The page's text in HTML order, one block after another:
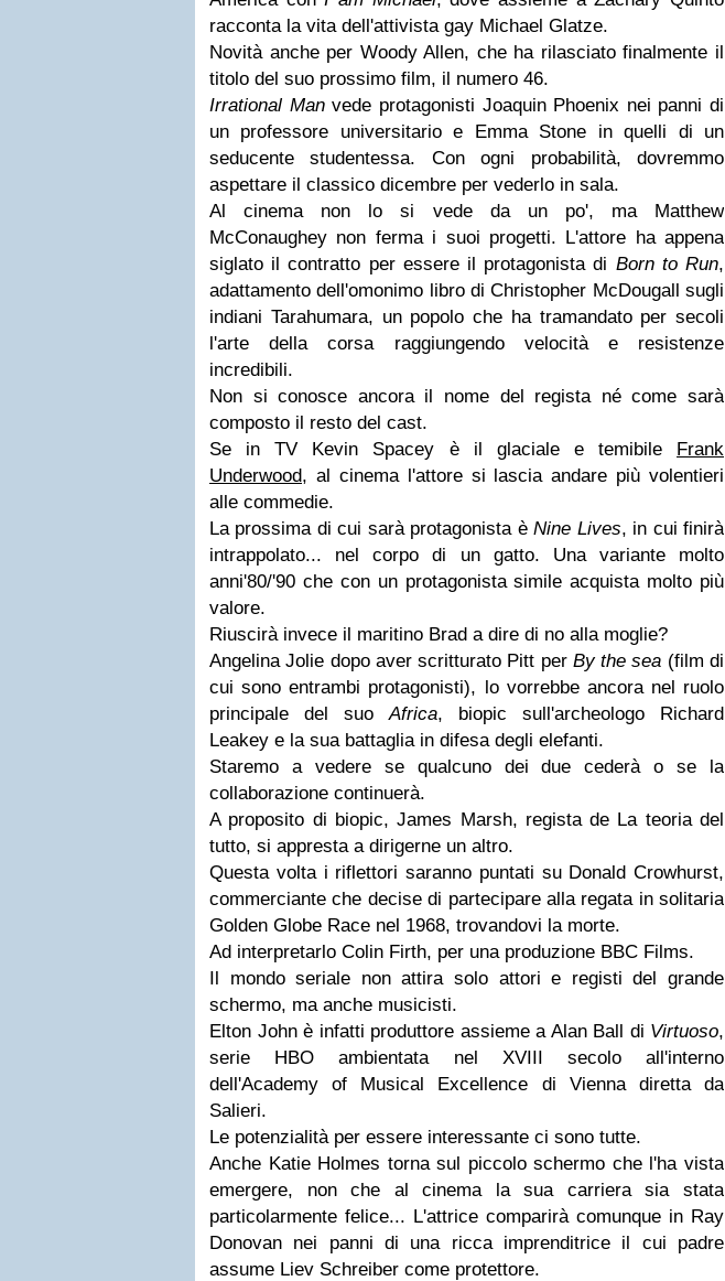
racconta la vita dell'attivista gay Michael Glatze.
Novità anche per Woody Allen, che ha rilasciato finalmente il
titolo del suo prossimo film, il numero 46.
Irrational Manvede protagonisti Joaquin Phoenix nei panni di
un professore universitario e Emma Stone in quelli di un
seducente studentessa. Con ogni probabilità, dovremmo
aspettare il classico dicembre per vederlo in sala.
Al cinema non lo si vede da un po', ma Matthew
McConaughey non ferma i suoi progetti. L'attore ha appena
siglato il contratto per essere il protagonista di Born to Run,
adattamento dell'omonimo libro di Christopher McDougall sugli
indiani Tarahumara, un popolo che ha tramandato per secoli
l'arte della corsa raggiungendo velocità e resistenze
incredibili.
Non si conosce ancora il nome del regista né come sarà
composto il resto del cast.
Se in TV Kevin Spacey è il glaciale e temibile Frank
Underwood, al cinema l'attore si lascia andare più volentieri
alle commedie.
La prossima di cui sarà protagonista èNine Lives, in cui finirà
intrappolato... nel corpo di un gatto. Una variante molto
anni'80/'90 che con un protagonista simile acquista molto più
valore.
Riuscirà invece il maritino Brad a dire di no alla moglie?
Angelina Jolie dopo aver scritturato Pitt per By the sea (film di
cui sono entrambi protagonisti), lo vorrebbe ancora nel ruolo
principale del suoAfrica, biopic sull'archeologo Richard
Leakey e la sua battaglia in difesa degli elefanti.
Staremo a vedere se qualcuno dei due cederà o se la
collaborazione continuerà.
A proposito di biopic, James Marsh, regista de La teoria del
tutto, si appresta a dirigerne un altro.
Questa volta i riflettori saranno puntati su Donald Crowhurst,
commerciante che decise di partecipare alla regata in solitaria
Golden Globe Race nel 1968, trovandovi la morte.
Ad interpretarlo Colin Firth, per una produzione BBC Films.
Il mondo seriale non attira solo attori e registi del grande
schermo, ma anche musicisti.
Elton Johnè infatti produttore assieme a Alan Ball di Virtuoso,
serie HBO ambientata nel XVIII secolo all'interno
dell'Academy of Musical Excellence di Vienna diretta da
Salieri.
Le potenzialità per essere interessante ci sono tutte.
Anche Katie Holmes torna sul piccolo schermo che l'ha vista
emergere, non che al cinema la sua carriera sia stata
particolarmente felice... L'attrice comparirà comunque in Ray
Donovan nei panni di una ricca imprenditrice il cui padre
assume Liev Schreiber come protettore.